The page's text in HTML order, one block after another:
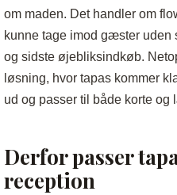
om maden. Det handler om
kunne tage imod gæster uden
og sidste øjebliksindkøb.
løsning, hvor tapas kommer
ud og passer til både korte og
Derfor passer
reception